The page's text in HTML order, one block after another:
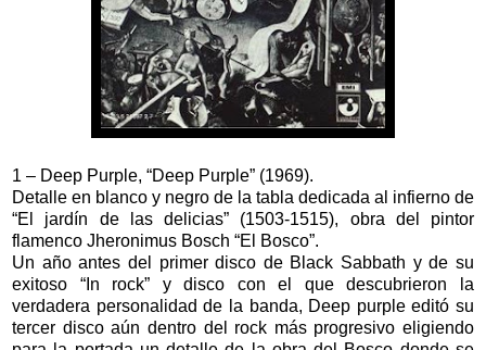
1 – Deep Purple, “Deep Purple” (1969).
Detalle en blanco y negro de la tabla dedicada al infierno de
“El jardín de las delicias” (1503-1515), obra del pintor
flamenco Jheronimus Bosch “El Bosco”.
Un año antes del primer disco de Black Sabbath y de su
exitoso “In rock” y disco con el que descubrieron la
verdadera personalidad de la banda, Deep purple editó su
tercer disco aún dentro del rock más progresivo eligiendo